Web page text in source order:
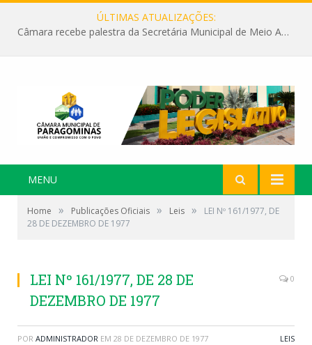
ÚLTIMAS ATUALIZAÇÕES:
Câmara recebe palestra da Secretária Municipal de Meio Ambiente sobre as ações da “SEMANA DO MEIO AMBIENTE”
MENU
Home » Publicações Oficiais » Leis »
LEI Nº 161/1977, DE
28 DE DEZEMBRO DE 1977
LEI Nº 161/1977, DE 28 DE
DEZEMBRO DE 1977
0
POR ADMINISTRADOR EM 28 DE DEZEMBRO DE 1977 LEIS